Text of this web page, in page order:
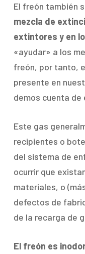
El freón también
mezcla de
extintores y en
«ayudar» a los
freón, por tanto,
presente en
demos cuenta de
Este gas
recipientes o
del sistema de
ocurrir que
materiales, o
defectos de
de la recarga de
El freón es